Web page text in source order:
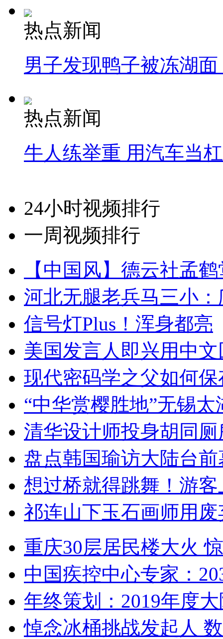
热点新闻
男子发现鸭子被冻湖
热点新闻
牛人练举重 用汽车当
24小时视频排行
一周视频排行
【中国风】德云社孟
河北无腿老兵马三小
信号灯Plus！浑身都亮
美国发言人即兴用中
现代密码学之父如何
“中华赏樱胜地”无锡
清华设计师投身胡同
盘点韩国瑜访大陆台
想过桥就得跳舞！游客
祁连山下玉石画师用
重庆30层居民楼大火
中国疾控中心专家：
年终策划：2019年度
悼念冰桶挑战发起人